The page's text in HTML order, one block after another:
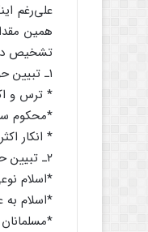
علی‌رغم
همین
تشخیص
۱ـ تبیین حوزه مفهومی اسلام هراسی:
* ترس و
*محکوم
* انکار
۲ـ تبیین حوزه‌های مصداقی اسلام‌هراسی.
*اسلام
*اسلام